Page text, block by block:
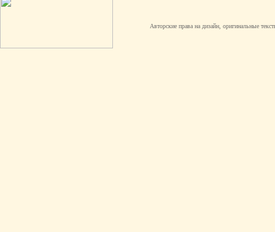
Авторские права на дизайн, оригинальные